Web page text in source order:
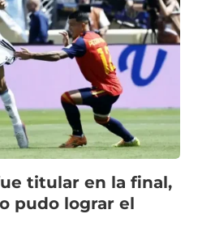
titular en la final,
pudo lograr el